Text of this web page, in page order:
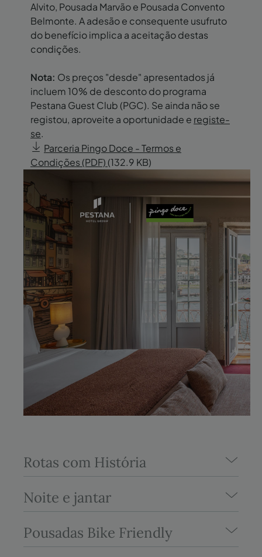
Alvito, Pousada Marvão e Pousada Convento
Belmonte. A adesão e consequente usufruto
do benefício implica a aceitação destas
condições.
Nota: Os preços "desde" apresentados já
incluem 10% de desconto do programa
Pestana Guest Club (PGC). Se ainda não se
registou, aproveite a oportunidade e registe-
se.
Parceria Pingo Doce - Termos e
Condições (PDF) (132.9 KB)
Rotas com História
Noite e jantar
Pousadas Bike Friendly